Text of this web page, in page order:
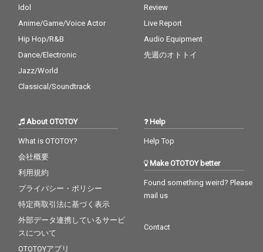
Idol
Anime/Game/Voice Actor
Hip Hop/R&B
Dance/Electronic
Jazz/World
Classical/Soundtrack
Review
Live Report
Audio Equipment
先週のオトトイ
About OTOTOY
What is OTOTOY?
会社概要
利用規約
プライバシー・ポリシー
特定商取引法に基づく表示
外部データ連携しているサービ
スについて
OTOTOYアプリ
Help
Help Top
Make OTOTOY better
Found something weird? Please
mail us
Contact